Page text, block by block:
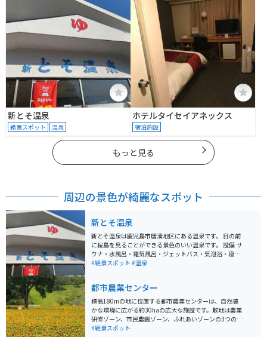
新とそ温泉
絶景スポット 温泉
ホテルタイセイアネックス
宿泊施設
もっと見る
周辺の景色が綺麗なスポット
新とそ温泉
新とそ温泉は鹿児島市唐湊地区にある温泉です。 目の前
に桜島を見ることができる景色のいい温泉です。 設備 サ
ウナ・水風呂・電気風呂・ジェットバス・気泡浴・寝風
呂・プール・歩行浴・マッサージ機・一日風呂/休憩処
#絶景スポット #温泉
都市農業センター
標高180mの地に位置する都市農業センターは、自然豊
かな環境に広がる約30haの広大な施設です。敷地は農業
研修ゾーン、市民農園ゾーン、ふれあいゾーンの3つのゾ
ーンに分かれています。 センター内には8,000㎡の大花
#絶景スポット